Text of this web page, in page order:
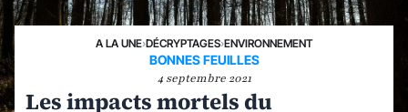
A LA UNE›DÉCRYPTAGES›ENVIRONNEMENT
BONNES FEUILLES
4 septembre 2021
Les impacts mortels du